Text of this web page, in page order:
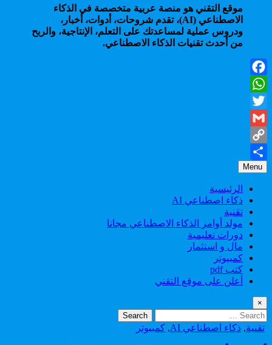
موقع التقني هو منصة عربية متخصصة في الذكاء
الاصطناعي (AI)، تقدم شروحات، أدوات، أخبار،
ودروس عملية لمساعدتك على التعلم، الإنتاجية، والربح
من أحدث تقنيات الذكاء الاصطناعي.
Facebook
WhatsApp
Twitter
Gmail
Copy
Link
Share
Menu
الرئيسية
ذكاء اصطناعي AI
تقنية
مولد أوامر الذكاء الاصطناعي مجانا
دورات تعليمية
مال و استثمار
كمبيوتر
كتب pdf
أعلن على موقع التقني
×
Search
for:
Posted
تقنية, ذكاء اصطناعي AI , كمبيوتر